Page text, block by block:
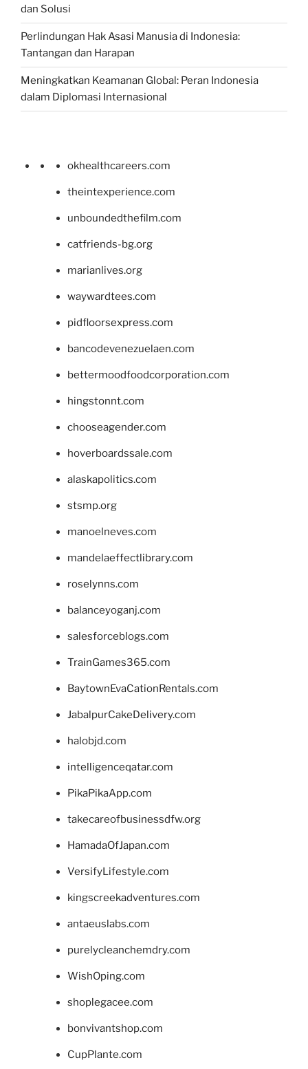
dan Solusi
Perlindungan Hak Asasi Manusia di Indonesia:
Tantangan dan Harapan
Meningkatkan Keamanan Global: Peran Indonesia
dalam Diplomasi Internasional
okhealthcareers.com
theintexperience.com
unboundedthefilm.com
catfriends-bg.org
marianlives.org
waywardtees.com
pidfloorsexpress.com
bancodevenezuelaen.com
bettermoodfoodcorporation.com
hingstonnt.com
chooseagender.com
hoverboardssale.com
alaskapolitics.com
stsmp.org
manoelneves.com
mandelaeffectlibrary.com
roselynns.com
balanceyoganj.com
salesforceblogs.com
TrainGames365.com
BaytownEvaCationRentals.com
JabalpurCakeDelivery.com
halobjd.com
intelligenceqatar.com
PikaPikaApp.com
takecareofbusinessdfw.org
HamadaOfJapan.com
VersifyLifestyle.com
kingscreekadventures.com
antaeuslabs.com
purelycleanchemdry.com
WishOping.com
shoplegacee.com
bonvivantshop.com
CupPlante.com